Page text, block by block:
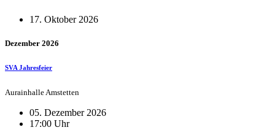
17. Oktober 2026
Dezember 2026
SVA Jahresfeier
Aurainhalle Amstetten
05. Dezember 2026
17:00 Uhr